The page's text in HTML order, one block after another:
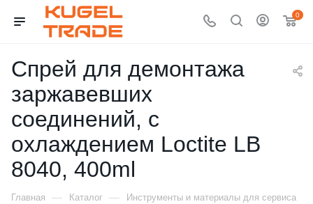
0
Спрей для демонтажа
заржавевших
соединений, с
охлаждением Loctite LB
8040, 400ml
Главная — Каталог — Инструменты и материалы для сервиса